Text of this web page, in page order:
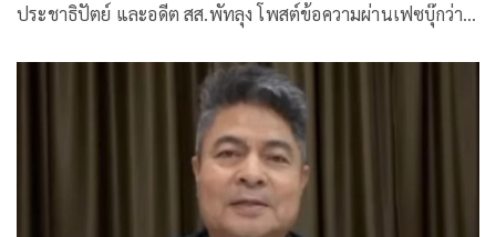
ประชาธิปัตย์ และอดีต สส.พัทลุง โพสต์ข้อความผ่านเฟซบุ๊กว่า